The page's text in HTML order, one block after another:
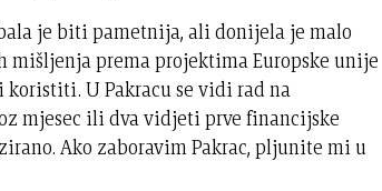
je biti pametnija, ali donijela je malo
prema projektima Europske unije
U Pakracu se vidi rad na
mjesec ili dva vidjeti prve financijske
Ako zaboravim Pakrac, pljunite mi u